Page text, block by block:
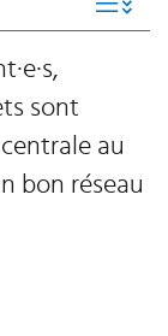
sont
au
bon réseau